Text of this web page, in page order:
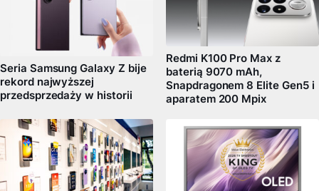
Seria Samsung Galaxy Z bije
rekord najwyższej
przedsprzedaży w historii
Redmi K100 Pro Max z
baterią 9070 mAh,
Snapdragonem 8 Elite Gen5 i
aparatem 200 Mpix